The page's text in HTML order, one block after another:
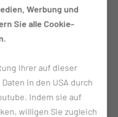
WEITERBILDUNG IM
läuft über einen
Ausbildung splittet sich
und 48 Monate
Werbung und
Sie alle Cookie-
Ihrer auf dieser
in den USA durch
Indem sie auf
willigen Sie zugleich